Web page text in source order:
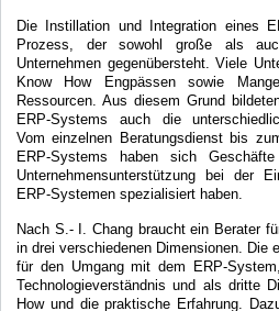
Die Instillation und Integration eines
Prozess, der sowohl große als
Unternehmen gegenübersteht. Viele
Know How Engpässen sowie
Ressourcen. Aus diesem Grund
ERP-Systems auch die
Vom einzelnen Beratungsdienst bis
ERP-Systems haben sich
Unternehmensunterstützung bei der
ERP-Systemen spezialisiert haben.
Nach S.- I. Chang braucht ein Berater
in drei verschiedenen Dimensionen. Die
für den Umgang mit dem ERP-
Technologieverständnis und als dritte
How und die praktische Erfahrung.